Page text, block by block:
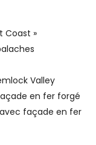
Coast »
Valley
en fer forgé
façade en fer